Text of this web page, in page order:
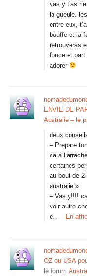
vas y t’as
la gueule,
entre eux,
bouffe et la
retrouveras
fonce et
adorer
ENVIE DE
Australie – le
deux
– Prepare
ca a
certaines
au bout de
australie »
– Vas y!!!!
voir autre
e…
En
OZ ou USA
le forum